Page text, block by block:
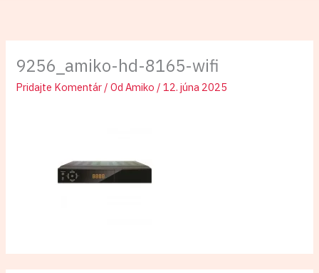
9256_amiko-hd-8165-wifi
Pridajte Komentár / Od Amiko /12. júna 2025